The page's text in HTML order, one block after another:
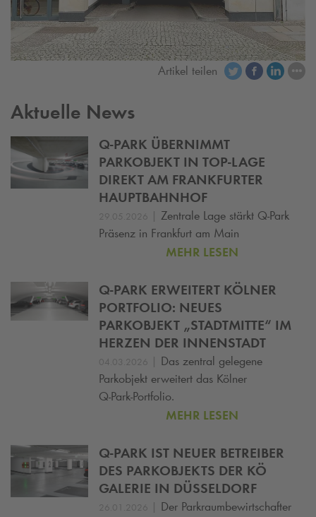
Artikel teilen
Aktuelle News
Q-PARK ÜBERNIMMT
PARKOBJEKT IN TOP-LAGE
DIREKT AM FRANKFURTER
HAUPTBAHNHOF
29.05.2026 | Zentrale Lage stärkt Q-Park
Präsenz in Frankfurt am Main
MEHR LESEN
Q-PARK ERWEITERT KÖLNER
PORTFOLIO: NEUES
PARKOBJEKT „STADTMITTE“ IM
HERZEN DER INNENSTADT
04.03.2026 | Das zentral gelegene
Parkobjekt erweitert das Kölner
Q‑Park‑Portfolio.
MEHR LESEN
Q-PARK IST NEUER BETREIBER
DES PARKOBJEKTS DER KÖ
GALERIE IN DÜSSELDORF
26.01.2026 | Der Parkraumbewirtschafter